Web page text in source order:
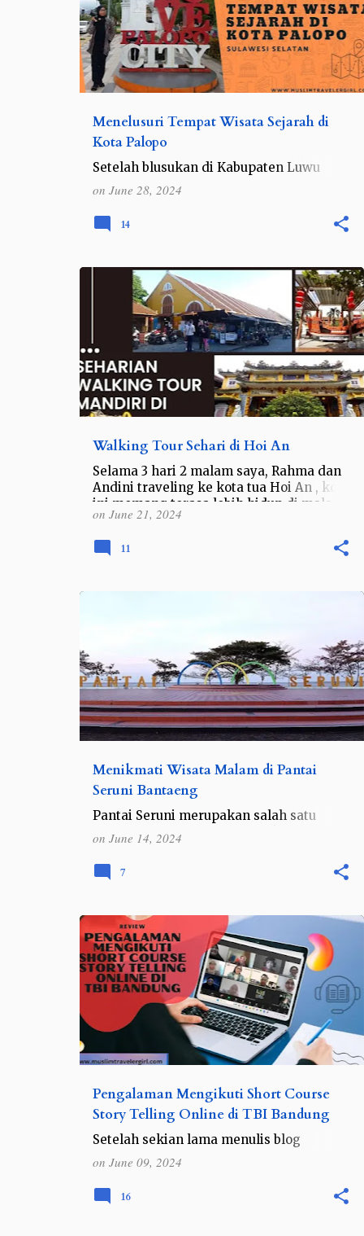
Menelusuri Tempat Wisata Sejarah di
Kota Palopo
Setelah blusukan di Kabupaten Luwu
Utara demi bisa berendam di tempat
pemandian air panas Pincara , kini
saatnya kembali ke tengah kota dan
menikmati destinasi wisata sejarah
on June 28, 2024
14
Walking Tour Sehari di Hoi An
Selama 3 hari 2 malam saya, Rahma dan
Andini traveling ke kota tua Hoi An , kota
ini memang terasa lebih hidup di malam
hari. Namun bukan berarti di siang hari
tidak menarik. Bany…
on June 21, 2024
VIETNAM
11
Menikmati Wisata Malam di Pantai
Seruni Bantaeng
Pantai Seruni merupakan salah satu
destinasi wisata yang terletak di
Kabupaten Bantaeng, Sulawesi Selatan.
Pantai ini terkenal karena keindahan
pemandangannya, fasilitas yang leng…
on June 14, 2024
7
Pengalaman Mengikuti Short Course
Story Telling Online di TBI Bandung
Setelah sekian lama menulis blog
tentang traveling, tentu saja saya cukup
percaya diri dengan kemampuan
bercerita atau story telling . Apalagi
sebagai blogger, tips dasar menjadi…
on June 09, 2024
REVIEW
16